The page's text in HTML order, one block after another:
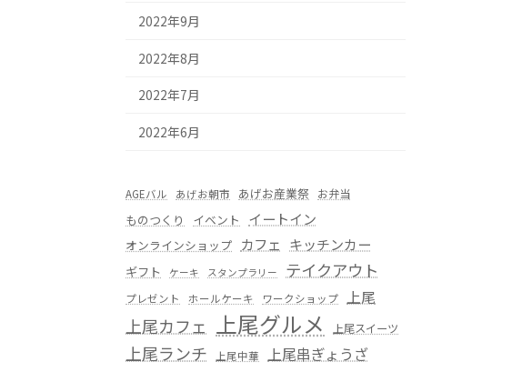
2022年9月
2022年8月
2022年7月
2022年6月
AGEバル あげお朝市 あげお産業祭 お弁当
ものつくり イベント イートイン
オンラインショップ カフェ キッチンカー
ギフト ケーキ スタンプラリー テイクアウト
プレゼント ホールケーキ ワークショップ 上尾
上尾カフェ 上尾グルメ 上尾スイーツ
上尾ランチ 上尾中華 上尾串ぎょうざ